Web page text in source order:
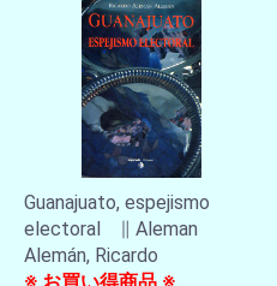
Guanajuato, espejismo
electoral ∥ Aleman
Alemán, Ricardo